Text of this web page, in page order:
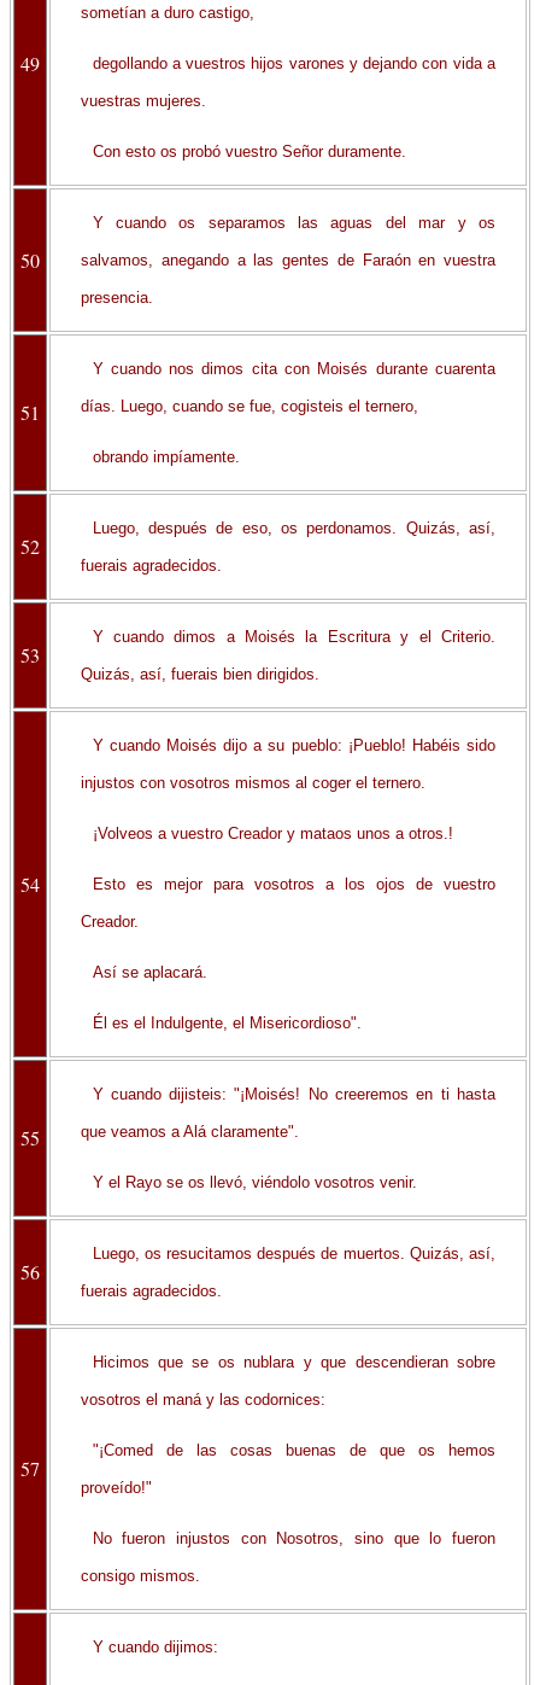
49
sometían a duro castigo,
degollando a vuestros hijos varones y dejando con vida a
vuestras mujeres.
Con esto os probó vuestro Señor duramente.
50
Y cuando os separamos las aguas del mar y os
salvamos, anegando a las gentes de Faraón en vuestra
presencia.
51
Y cuando nos dimos cita con Moisés durante cuarenta
días. Luego, cuando se fue, cogisteis el ternero,
obrando impíamente.
52
Luego, después de eso, os perdonamos. Quizás, así,
fuerais agradecidos.
53
Y cuando dimos a Moisés la Escritura y el Criterio.
Quizás, así, fuerais bien dirigidos.
54
Y cuando Moisés dijo a su pueblo: ¡Pueblo! Habéis sido
injustos con vosotros mismos al coger el ternero.
¡Volveos a vuestro Creador y mataos unos a otros.!
Esto es mejor para vosotros a los ojos de vuestro
Creador.
Así se aplacará.
Él es el Indulgente, el Misericordioso".
55
Y cuando dijisteis: "¡Moisés! No creeremos en ti hasta
que veamos a Alá claramente".
Y el Rayo se os llevó, viéndolo vosotros venir.
56
Luego, os resucitamos después de muertos. Quizás, así,
fuerais agradecidos.
57
Hicimos que se os nublara y que descendieran sobre
vosotros el maná y las codornices:
"¡Comed de las cosas buenas de que os hemos
proveído!"
No fueron injustos con Nosotros, sino que lo fueron
consigo mismos.
Y cuando dijimos: